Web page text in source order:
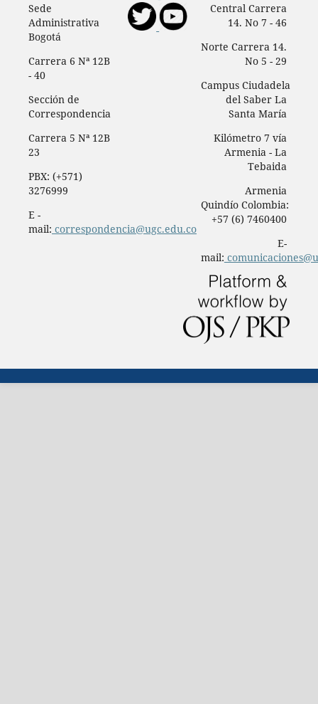
Sede
Administrativa
Bogotá
Carrera 6 Nª 12B
- 40
Sección de
Correspondencia
Carrera 5 Nª 12B
23
PBX: (+571)
3276999
E -
mail: correspondencia@ugc.edu.co
Central Carrera
14. No 7 - 46
Norte Carrera 14.
No 5 - 29
Campus Ciudadela
del Saber La
Santa María
Kilómetro 7 vía
Armenia - La
Tebaida
Armenia
Quindío Colombia:
+57 (6) 7460400
E-
mail: